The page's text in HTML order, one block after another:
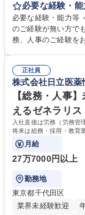
します。 ＜具体的には＞ ・総務/人事労務（給与・社保・勤
・採用・教育研修
採用や教育等の業務
出張もございます。
必要な経験・能
必要な経験・能力等
のご経験が無い方で
務、人事のご経験をお持ちの方（
正社員
株式会社日立医
【総務・人事
えるゼネラリ
入社直後は労務（労務管
将来は総務・採用・教育
ます。
月給
27万7000円以上
勤務地
東京都千代田区
業界未経験歓迎